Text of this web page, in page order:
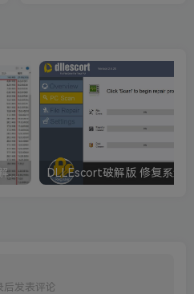
《游戏运行库》下载安装，解决游戏打不开无法运行
后发表评论